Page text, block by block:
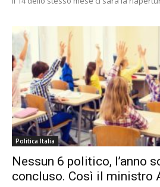
Politica Italia
Nessun 6 politico, l’anno
concluso. Così il ministro